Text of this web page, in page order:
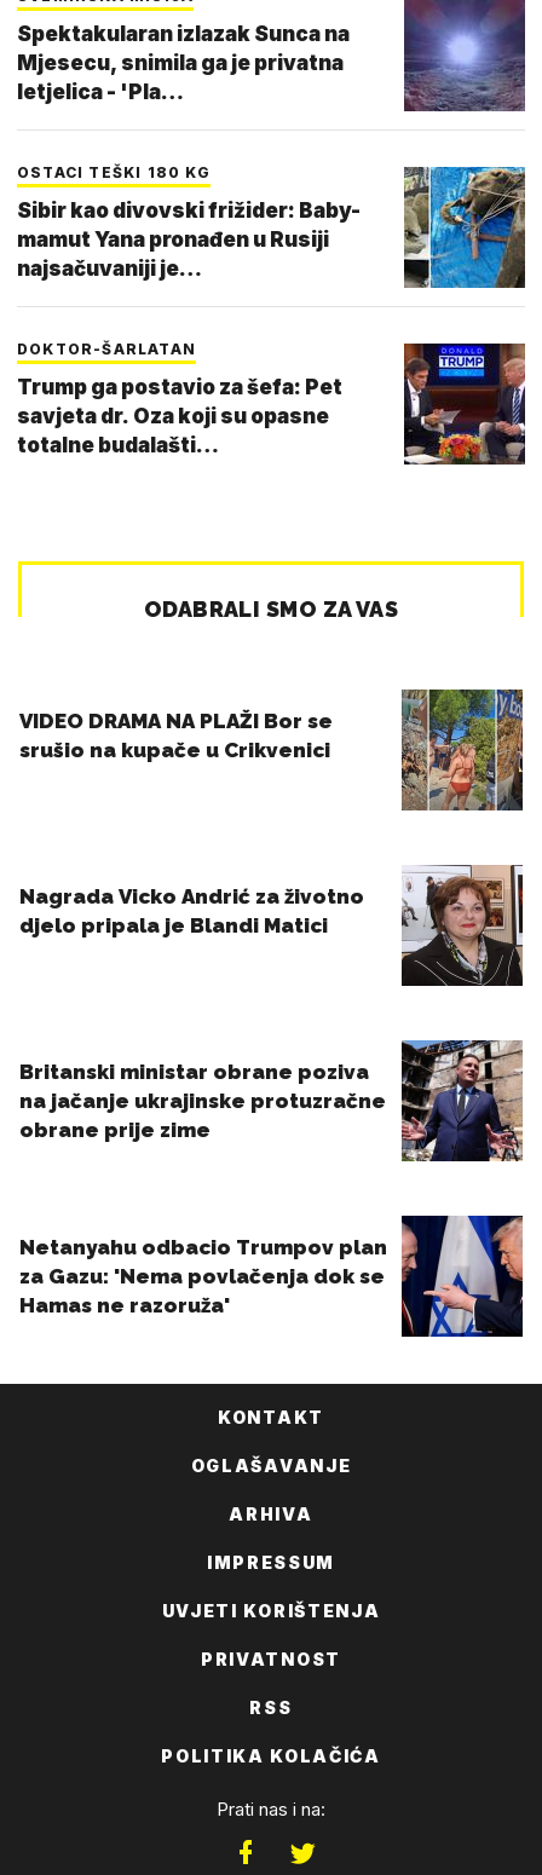
Spektakularan izlazak Sunca na
Mjesecu, snimila ga je privatna
letjelica - 'Pla…
OSTACI TEŠKI 180 KG
Sibir kao divovski frižider: Baby-
mamut Yana pronađen u Rusiji
najsačuvaniji je…
DOKTOR-ŠARLATAN
Trump ga postavio za šefa: Pet
savjeta dr. Oza koji su opasne
totalne budalašti…
KONTAKT
OGLAŠAVANJE
ARHIVA
IMPRESSUM
UVJETI KORIŠTENJA
PRIVATNOST
RSS
POLITIKA KOLAČIĆA
Prati nas i na: